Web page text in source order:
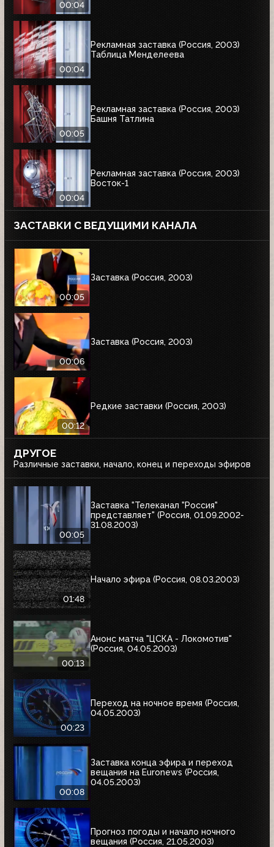
00:04
00:04
Рекламная заставка (Россия, 2003)
Таблица Менделеева
00:05
Рекламная заставка (Россия, 2003)
Башня Татлина
00:04
Рекламная заставка (Россия, 2003)
Восток-1
ЗАСТАВКИ С ВЕДУЩИМИ КАНАЛА
00:05
Заставка (Россия, 2003)
00:06
Заставка (Россия, 2003)
00:12
Редкие заставки (Россия, 2003)
ДРУГОЕ
Различные заставки, начало, конец и переходы эфиров
00:05
Заставка "Телеканал "Россия"
представляет" (Россия, 01.09.2002-
31.08.2003)
01:48
Начало эфира (Россия, 08.03.2003)
00:13
Анонс матча "ЦСКА - Локомотив"
(Россия, 04.05.2003)
00:23
Переход на ночное время (Россия,
04.05.2003)
00:08
Заставка конца эфира и переход
вещания на Euronews (Россия,
04.05.2003)
Прогноз погоды и начало ночного
вещания (Россия, 21.05.2003)